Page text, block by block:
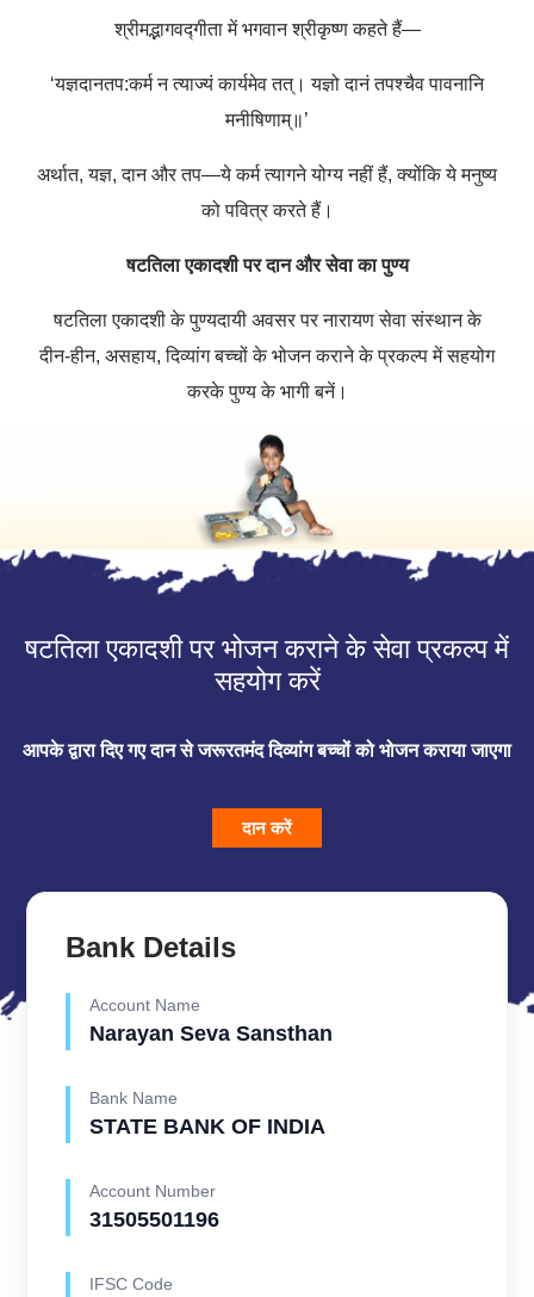
श्रीमद्भागवद्गीता में भगवान श्रीकृष्ण कहते हैं—
‘यज्ञदानतप:कर्म न त्याज्यं कार्यमेव तत्। यज्ञो दानं तपश्चैव पावनानि
मनीषिणाम्॥’
अर्थात, यज्ञ, दान और तप—ये कर्म त्यागने योग्य नहीं हैं, क्योंकि ये मनुष्य
को पवित्र करते हैं।
षटतिला एकादशी पर दान और सेवा का पुण्य
षटतिला एकादशी के पुण्यदायी अवसर पर नारायण सेवा संस्थान के
दीन-हीन, असहाय, दिव्यांग बच्चों के भोजन कराने के प्रकल्प में सहयोग
करके पुण्य के भागी बनें।
षटतिला एकादशी पर भोजन कराने के सेवा प्रकल्प में
सहयोग करें
आपके द्वारा दिए गए दान से जरूरतमंद दिव्यांग बच्चों को भोजन कराया जाएगा
दान करें
Bank Details
Account Name
Narayan Seva Sansthan
Bank Name
STATE BANK OF INDIA
Account Number
31505501196
IFSC Code